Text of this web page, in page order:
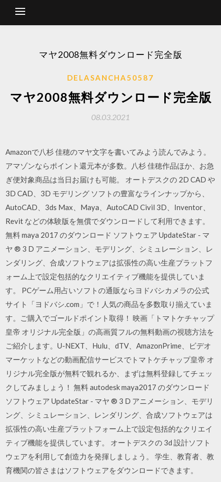
マヤ2008無料ダウンロード完全版
DELASANCHA50587
マヤ2008無料ダウンロード完全版
08.03.2021
Amazonで八杉 佳穂のマヤ文字を書いてみよう読んでみよう。
アマゾンならポイント還元本が多数。八杉 佳穂作品ほか、お急
ぎ便対象商品は当日お届けも可能。 オートデスクの 2D CAD や
3D CAD、3D モデリング ソフトの豊富なラインナップから、
AutoCAD、3ds Max、Maya、AutoCAD Civil 3D、Inventor、
Revit などの体験版を無償でダウンロードして利用できます。
無料 maya 2017 のダウンロード ソフトウェア UpdateStar - マ
ヤ ® 3 D アニメーション、モデリング、シミュレーション、レ
ンダリング、合成ソフトウェアは拡張性の高い生産プラットフ
ォーム上で設定包括的なクリエイティブ機能を提供していま
す。 PCゲーム用占いソフトの通販ならヨドバシカメラの公式
サイト「ヨドバシ.com」で！人気の商品を多数取り揃えていま
す。ご購入でゴールドポイント取得！ 映画「トマトケチャップ
皇帝 オリジナル完全版」の高画質フルの無料動画の視聴方法を
ご紹介します。U-NEXT、Hulu、dTV、AmazonPrime、ビデオ
マーケットなどの動画配信サービスでトマトケチャップ皇帝 オ
リジナル完全版が無料で観れるか、まずは無料登録してチェッ
クしてみましょう！ 無料 autodesk maya2017 のダウンロード
ソフトウェア UpdateStar - マヤ ® 3 D アニメーション、モデリ
ング、シミュレーション、レンダリング、合成ソフトウェアは
拡張性の高い生産プラットフォーム上で設定包括的なクリエイ
ティブ機能を提供しています。 オートデスクの 3d 設計ソフト
ウェアを利用して創造力を発揮しましょう。 学生、教育者、教
育機関の皆さまはソフトウェアをダウンロードできます。